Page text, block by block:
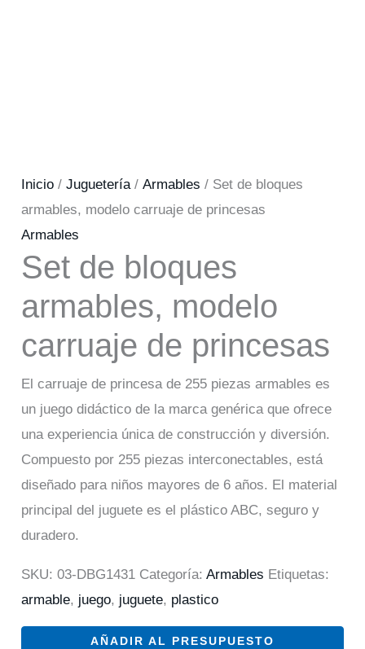
Inicio /Juguetería/Armables / Set de bloques
armables, modelo carruaje de princesas
Armables
Set de bloques
armables, modelo
carruaje de princesas
El carruaje de princesa de 255 piezas armables es
un juego didáctico de la marca genérica que ofrece
una experiencia única de construcción y diversión.
Compuesto por 255 piezas interconectables, está
diseñado para niños mayores de 6 años. El material
principal del juguete es el plástico ABC, seguro y
duradero.
SKU:03-DBG1431 Categoría:Armables Etiquetas:
armable, juego, juguete, plastico
AÑADIR AL PRESUPUESTO